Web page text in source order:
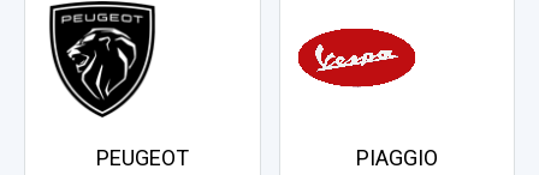
PEUGEOT PIAGGIO